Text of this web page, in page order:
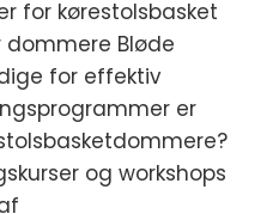
for kørestolsbasket
dommere Bløde
for effektiv
er
og workshops